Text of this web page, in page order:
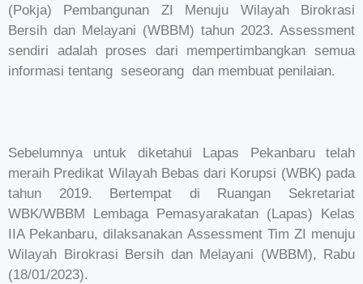
(Pokja) Pembangunan ZI Menuju Wilayah Birokrasi
Bersih dan Melayani (WBBM) tahun 2023. Assessment
sendiri adalah proses dari mempertimbangkan semua
informasi tentang seseorang dan membuat penilaian.
Sebelumnya untuk diketahui Lapas Pekanbaru telah
meraih Predikat Wilayah Bebas dari Korupsi (WBK) pada
tahun 2019. Bertempat di Ruangan Sekretariat
WBK/WBBM Lembaga Pemasyarakatan (Lapas) Kelas
IIA Pekanbaru, dilaksanakan Assessment Tim ZI menuju
Wilayah Birokrasi Bersih dan Melayani (WBBM), Rabu
(18/01/2023).